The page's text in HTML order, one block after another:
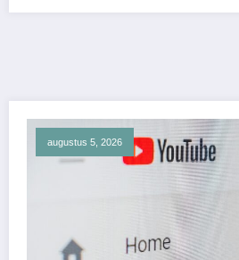
augustus 5, 2026